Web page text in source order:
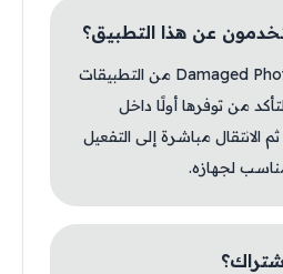
عن هذا التطبيق؟
لأن Damaged Photo Restore 2022 من التطبيقات
من توفرها أولًا داخل
الانتقال مباشرة إلى التفعيل
لجهازه.